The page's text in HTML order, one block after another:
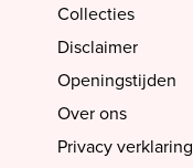
Collecties
Disclaimer
Openingstijden
Over ons
Privacy verklaring